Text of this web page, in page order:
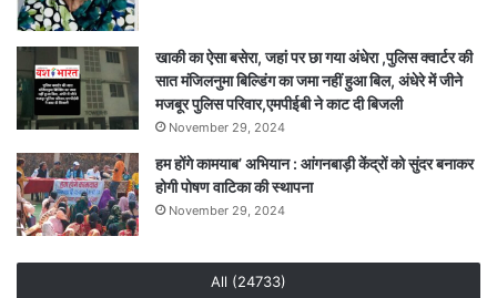
खाकी का ऐसा बसेरा, जहां पर छा गया अंधेरा ,पुलिस क्वार्टर की
सात मंजिलनुमा बिल्डिंग का जमा नहीं हुआ बिल, अंधेरे में जीने
मजबूर पुलिस परिवार,एमपीईबी ने काट दी बिजली
November 29, 2024
हम होंगे कामयाब’ अभियान : आंगनबाड़ी केंद्रों को सुंदर बनाकर
होगी पोषण वाटिका की स्थापना
November 29, 2024
All (24733)